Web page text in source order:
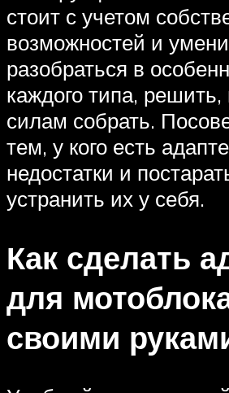
стоит с учетом
возможностей и
разобраться в
каждого типа, решить,
силам собрать.
тем, у кого есть
недостатки и
устранить их у себя.
Как сделать
для
своими